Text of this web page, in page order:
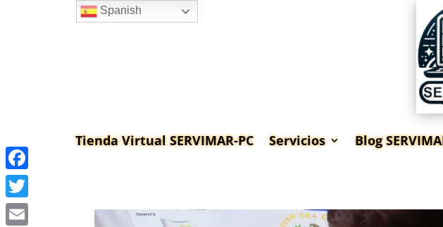
Tienda Virtual SERVIMAR-PC Servicios Blog
Facebook
Twitter
Spanish